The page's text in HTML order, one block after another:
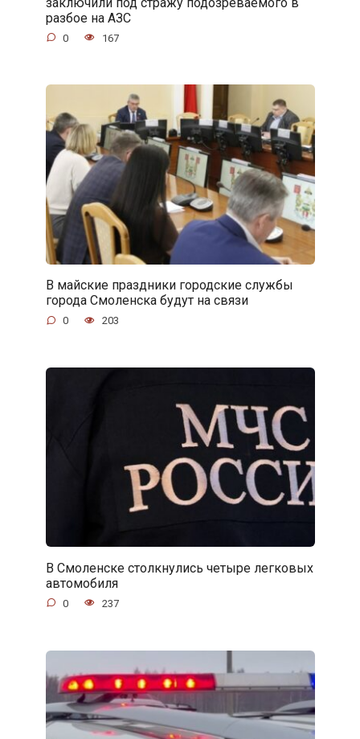
разбое на АЗС
0 167
В майские праздники городские службы
города Смоленска будут на связи
0 203
В Смоленске столкнулись четыре легковых
автомобиля
0 237